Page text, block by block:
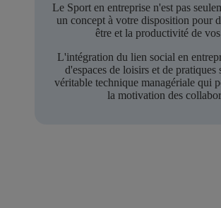
Le Sport en entreprise n'est pas
un concept à votre disposition pour
être et la productivité de
L'intégration du lien social en
d'espaces de loisirs et de pratiques
véritable technique managériale qui
la motivation des